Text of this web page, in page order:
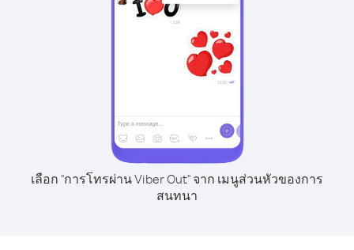
เลือก "การโทรผ่าน Viber Out" จาก เมนูส่วนหัวของการ
สนทนา